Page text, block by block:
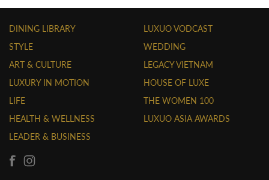
DINING LIBRARY
STYLE
ART & CULTURE
LUXURY IN MOTION
LIFE
HEALTH & WELLNESS
LEADER & BUSINESS
LUXUO VODCAST
WEDDING
LEGACY VIETNAM
HOUSE OF LUXE
THE WOMEN 100
LUXUO ASIA AWARDS